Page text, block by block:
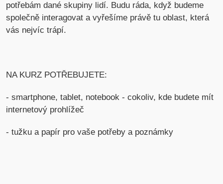
potřebám dané skupiny lidí. Budu ráda, když budeme
společně interagovat a vyřešíme právě tu oblast, která
vás nejvíc trápí.
NA KURZ POTŘEBUJETE:
- smartphone, tablet, notebook - cokoliv, kde budete mít
internetový prohlížeč
- tužku a papír pro vaše potřeby a poznámky